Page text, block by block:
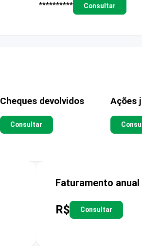
**********
Consultar
Cheques devolvidos
Consultar
Ações
Faturamento anual
R$ Consultar